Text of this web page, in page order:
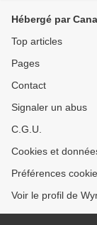
Hébergé par
Top articles
Pages
Contact
Signaler un abus
C.G.U.
Cookies et
Préférences
Voir le profil de